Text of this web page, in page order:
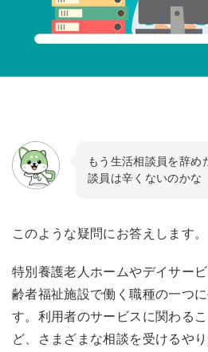
もう生活相談員を辞め
談員は辛くないのかな
このような疑問にお答えします。
特別養護老人ホー ムやデイサー
齢者福祉施設で働く職種の一つ
す。利用者のサービスに関わる
ど、さまざまな相談を受けるや